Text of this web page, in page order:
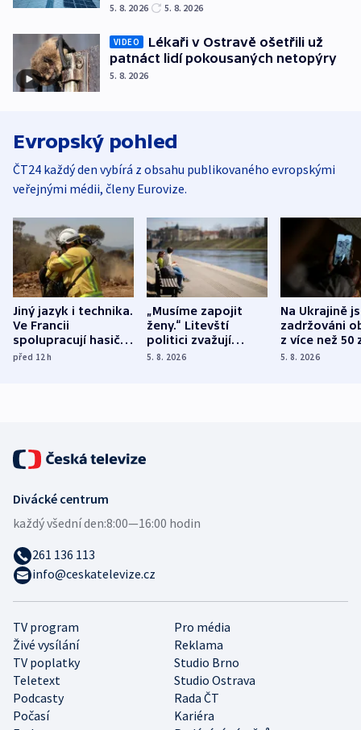
5. 8. 2026 5. 8. 2026
VIDEO
Lékaři v Ostravě ošetřili už
patnáct lidí pokousaných netopýry
5. 8. 2026
Evropský pohled
ČT24 každý den vybírá z obsahu publikovaného evropskými
veřejnými médii, členy Eurovize.
Jiný jazyk i technika.
Ve Francii
spolupracují hasiči z
různých zemí
před 12h
„Musíme zapojit
ženy.“ Litevští
politici zvažují
dohodu o
5. 8. 2026
Na Ukrajině
zadržováni
z více než 50
Bojovali na
5. 8. 2026
TV program
Pro média
Živé vysílání
Reklama
TV poplatky
Studio Brno
Teletext
Studio Ostrava
Podcasty
Rada ČT
Počasí
Kariéra
Divácké centrum
každý všední den:8:00—16:00 hodin
261 136 113
info@ceskatelevize.cz